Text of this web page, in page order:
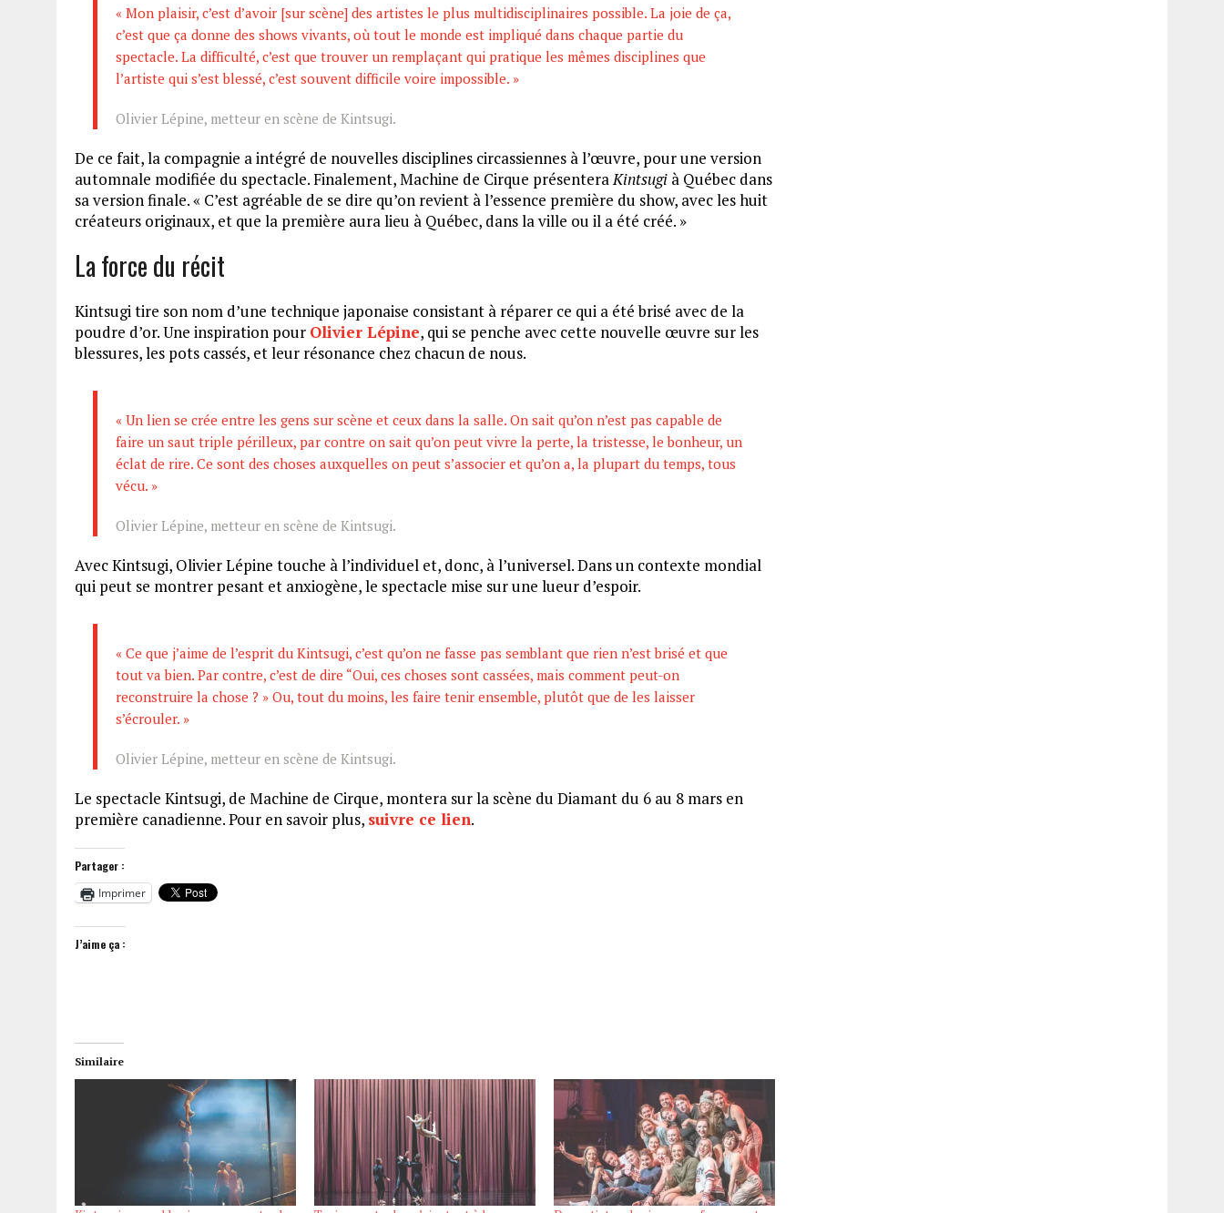
« Mon plaisir, c’est d’avoir [sur scène] des artistes le plus multidisciplinaires possible. La joie de ça,
c’est que ça donne des shows vivants, où tout le monde est impliqué dans chaque partie du
spectacle. La difficulté, c’est que trouver un remplaçant qui pratique les mêmes disciplines que
l’artiste qui s’est blessé, c’est souvent difficile voire impossible. »
Olivier Lépine, metteur en scène de Kintsugi.
De ce fait, la compagnie a intégré de nouvelles disciplines circassiennes à l’œuvre, pour une version
automnale modifiée du spectacle. Finalement, Machine de Cirque présenteraKintsugi à Québec dans
sa version finale. « C’est agréable de se dire qu’on revient à l’essence première du show, avec les huit
créateurs originaux, et que la première aura lieu à Québec, dans la ville ou il a été créé. »
La force du récit
Kintsugi tire son nom d’une technique japonaise consistant à réparer ce qui a été brisé avec de la
poudre d’or. Une inspiration pour Olivier Lépine, qui se penche avec cette nouvelle œuvre sur les
blessures, les pots cassés, et leur résonance chez chacun de nous.
« Un lien se crée entre les gens sur scène et ceux dans la salle. On sait qu’on n’est pas capable de
faire un saut triple périlleux, par contre on sait qu’on peut vivre la perte, la tristesse, le bonheur, un
éclat de rire. Ce sont des choses auxquelles on peut s’associer et qu’on a, la plupart du temps, tous
vécu. »
Olivier Lépine, metteur en scène de Kintsugi.
Avec Kintsugi, Olivier Lépine touche à l’individuel et, donc, à l’universel. Dans un contexte mondial
qui peut se montrer pesant et anxiogène, le spectacle mise sur une lueur d’espoir.
« Ce que j’aime de l’esprit du Kintsugi, c’est qu’on ne fasse pas semblant que rien n’est brisé et que
tout va bien. Par contre, c’est de dire “Oui, ces choses sont cassées, mais comment peut-on
reconstruire la chose ? » Ou, tout du moins, les faire tenir ensemble, plutôt que de les laisser
s’écrouler. »
Olivier Lépine, metteur en scène de Kintsugi.
Le spectacle Kintsugi, de Machine de Cirque, montera sur la scène du Diamant du 6 au 8 mars en
première canadienne. Pour en savoir plus, suivre ce lien.
Partager :
Imprimer
J’aime ça :
Similaire